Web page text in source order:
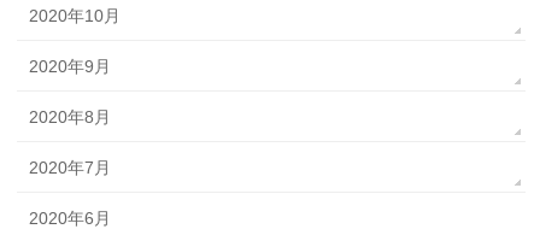
2020年10月
2020年9月
2020年8月
2020年7月
2020年6月